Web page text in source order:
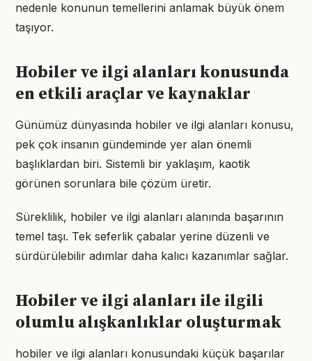
nedenle konunun temellerini anlamak büyük önem
taşıyor.
Hobiler ve ilgi alanları konusunda
en etkili araçlar ve kaynaklar
Günümüz dünyasında hobiler ve ilgi alanları konusu,
pek çok insanın gündeminde yer alan önemli
başlıklardan biri. Sistemli bir yaklaşım, kaotik
görünen sorunlara bile çözüm üretir.
Süreklilik, hobiler ve ilgi alanları alanında başarının
temel taşı. Tek seferlik çabalar yerine düzenli ve
sürdürülebilir adımlar daha kalıcı kazanımlar sağlar.
Hobiler ve ilgi alanları ile ilgili
olumlu alışkanlıklar oluşturmak
hobiler ve ilgi alanları konusundaki küçük başarılar